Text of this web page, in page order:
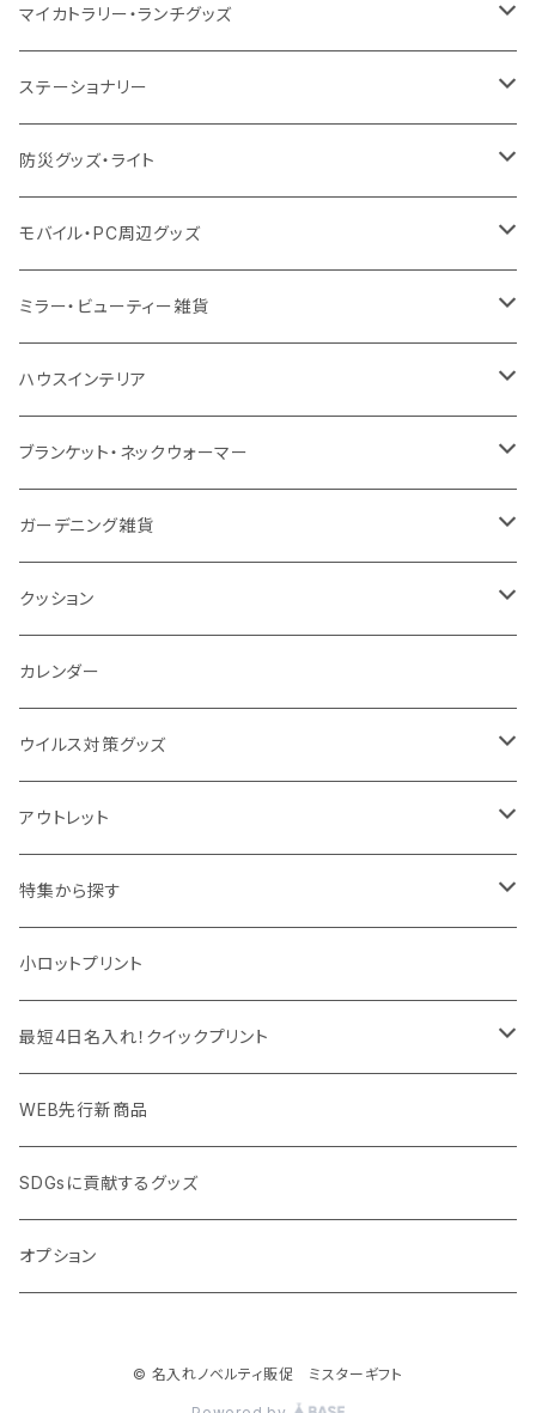
再生不織布
不織布
保冷
スウェット
保冷
不織布
傘
デニム・デニムライク
ポリエステル
不織布
保冷
EVA
防水
ナイロン
フェアトレードコットン
デニム・デニムライク
ポリエステル
リネン
アルミ
クリアボトル
カスタムデザインボトル
ステンレス2層タンブラー
プラスチック2層タンブラー
アルミタンブラー
バンブータンブラー
コーヒー配合タンブラー
カスタムデザインタンブラー
サーモ
ステンレス
バンブー
コーヒー配合
プラスチック
陶器
磁器マグ・湯呑
カスタムデザイン
マイカトラリー・ランチグッズ
カトラリー
フードポット
コースター
ドリンク用品
保存容器
キッチンツール
ステーショナリー
単色ボールペン
多機能ペン
ペンケース
メモ
ノート
付箋
トレイ
パットカバー、ブックカバー
IDケース、パスケース、コインケース
デスク周辺
防災グッズ・ライト
防災セット
ラジオ・スピーカー
ハンディライト
デスクライト
付属ライト
ランタン
非常食
モバイル・PC周辺グッズ
チャージャー
充電器
モバイルスタンド
モバイルリング
アクセサリー・スマホケース
タッチペン
USBケーブル・ハブ
イヤホン・ヘッドフォン
マウスパッド
モバイル周辺グッズ
PC周辺グッズ
ミラー・ビューティー雑貨
折りたたみ式ミラー
スライド式ミラー
ケース付きミラー
手持ちミラー
ビューティー雑貨
ハウスインテリア
ピクチャーボード、ポスター
フォトフレーム、スタンド
キーホルダー
時計
ブランケット・ネックウォーマー
ブランケット
ネックウォーマー
マフラー・ストール
ガーデニング雑貨
F.O.B COOP
クッション
折りたたみクッション
カレンダー
ウイルス対策グッズ
除菌グッズ
パーテーション
マスク・フェイスシールド
測定・測量用品
加湿器・オゾン発生器
ウイルス対策消耗品
ウイルス対策備品
アウトレット
アウトレット
ドリンクフェア
ボトル・タンブラー
ポーチ・巾着
タオル・ブランケット
その他雑貨品
特集から探す
エンタメグッズ・イベント会場物販品
ご当地グッズ・オリジナルお土産品
フルカラー印刷ノベルティ
予算消化・備品におすすめグッズ
展示会・説明会ノベルティ
小ロットプリント
最短4日名入れ！クイックプリント
クイック印刷対応トートバッグ・エコバッグ
クイック印刷対応ポーチ・巾着
クイック印刷対応ボトル
WEB先行新商品
SDGsに貢献するグッズ
オプション
© 名入れノベルティ販促 ミスターギフト